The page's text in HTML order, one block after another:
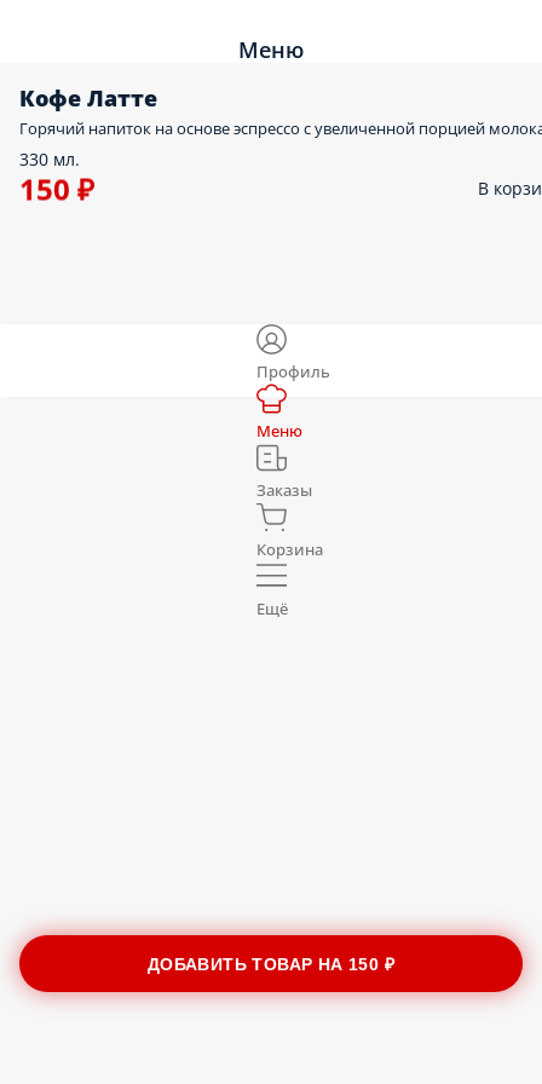
Меню
Кофе Латте
Горячий напиток на основе эспрессо с увеличенной порцией
330 мл.
150 ₽ В
ДОБАВИТЬ ТОВАР НА 150 ₽
Профиль
Меню
Заказы
Корзина
Ещё